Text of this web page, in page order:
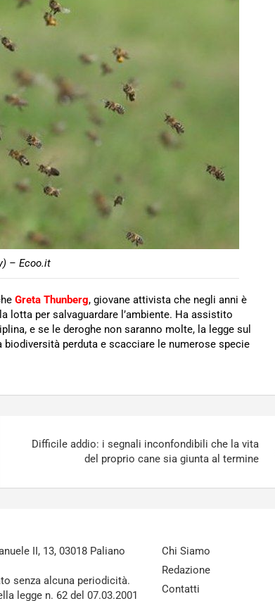
– Ecoo.it
Greta Thunberg, giovane attivista che negli anni è
lotta per salvaguardare l’ambiente. Ha assistito
e se le deroghe non saranno molte, la legge sul
perduta e scacciare le numerose specie
Difficile addio: i segnali inconfondibili che la vita
del proprio cane sia giunta al termine
II, 13, 03018 Paliano
senza alcuna periodicità.
legge n. 62 del 07.03.2001
Chi Siamo
Redazione
Contatti